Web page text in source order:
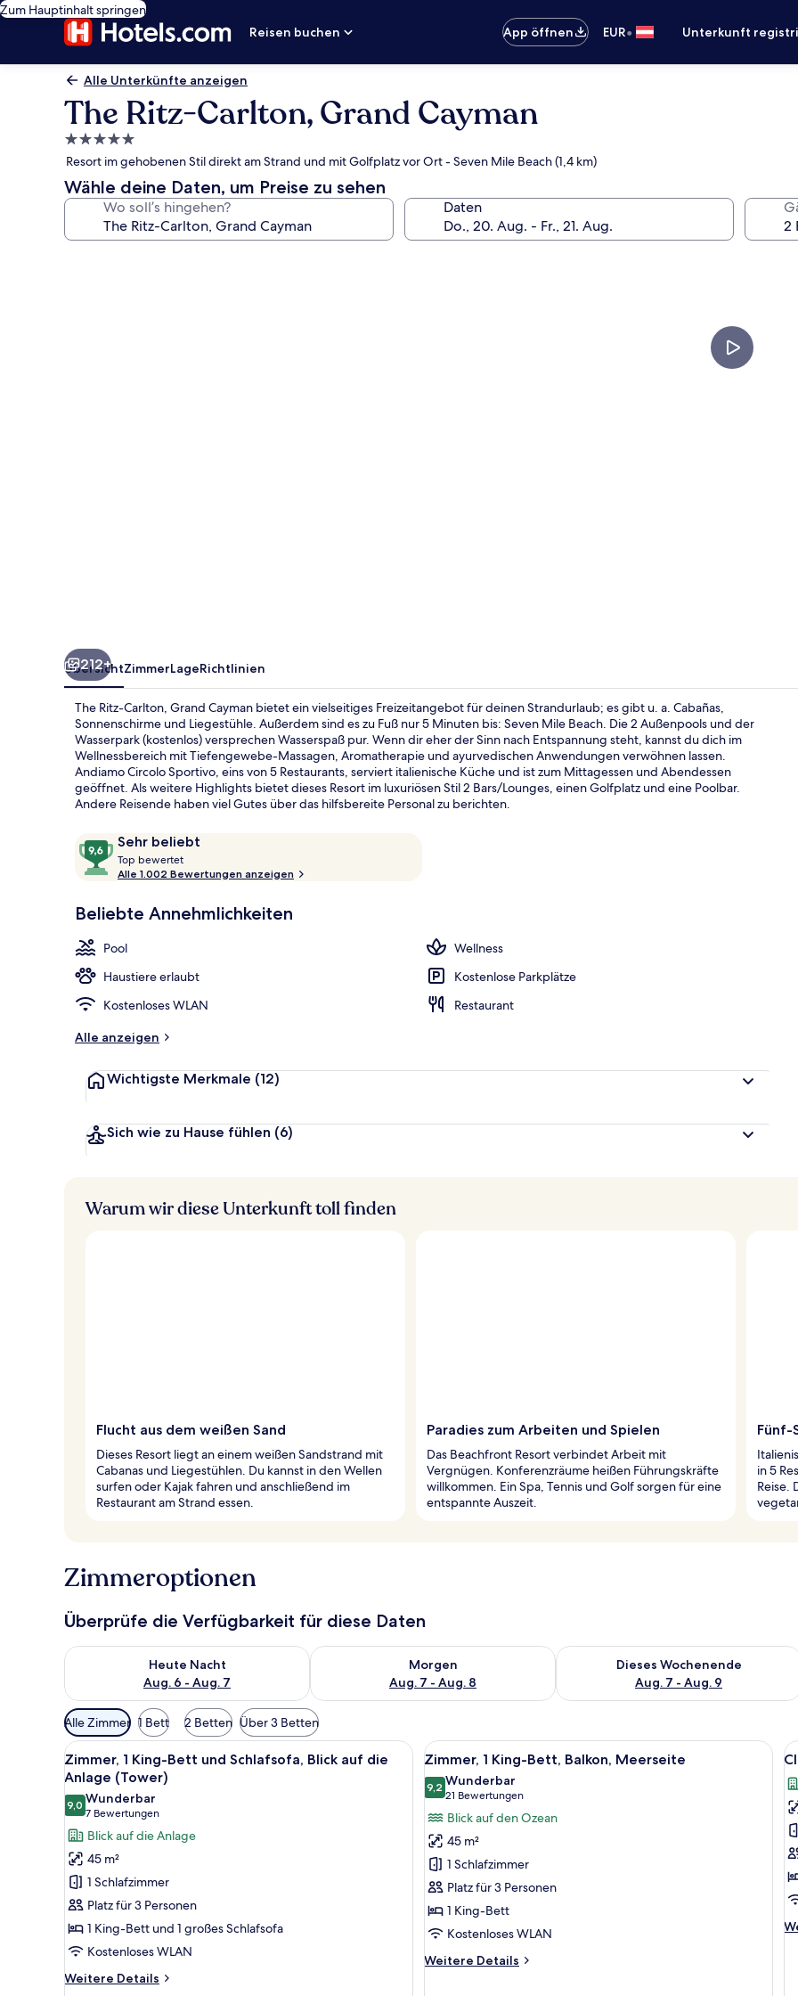
Zum Hauptinhalt springen
Reisen buchen
App öffnen EUR• Unterkunft
Alle Unterkünfte anzeigen
The Ritz-Carlton, Grand Cayman
5.0-
Sterne-
Unterkunft
Resort im gehobenen Stil direkt am Strand und mit Golfplatz vor Ort - Seven Mile Beach (1,4 km)
Wähle deine Daten, um Preise zu sehen
Wo soll’s hingehen? Daten
Am Strand,
212+
ÜbersichtZimmerLageRichtlinien
The Ritz-Carlton, Grand Cayman bietet ein vielseitiges Freizeitangebot für deinen Strandurlaub; es gibt u. a. Cabañas,
Sonnenschirme und Liegestühle. Außerdem sind es zu Fuß nur 5 Minuten bis: Seven Mile Beach. Die 2 Außenpools und der
Wasserpark (kostenlos) versprechen Wasserspaß pur. Wenn dir eher der Sinn nach Entspannung steht, kannst du dich im
Wellnessbereich mit Tiefengewebe-Massagen, Aromatherapie und ayurvedischen Anwendungen verwöhnen lassen.
Andiamo Circolo Sportivo, eins von 5 Restaurants, serviert italienische Küche und ist zum Mittagessen und Abendessen
geöffnet. Als weitere Highlights bietet dieses Resort im luxuriösen Stil 2 Bars/Lounges, einen Golfplatz und eine Poolbar.
Andere Reisende haben viel Gutes über das hilfsbereite Personal zu berichten.
Bewertungen
Sehr beliebt
9,6
von
10,
beliebt
Top bewertet
o
b
e
r
t
Alle 1.002 Bewertungen anzeigen
Beliebte Annehmlichkeiten
Pool
Wellness
Haustiere erlaubt
Kostenlose Parkplätze
Kostenloses WLAN
Restaurant
Alle anzeigen
Wichtigste Merkmale (12)
Sich wie zu Hause fühlen (6)
Warum wir diese Unterkunft toll finden
Flucht aus dem weißen Sand
Dieses Resort liegt an einem weißen Sandstrand mit
Cabanas und Liegestühlen. Du kannst in den Wellen
surfen oder Kajak fahren und anschließend im
Restaurant am Strand essen.
Paradies zum Arbeiten und Spielen
Das Beachfront Resort verbindet Arbeit mit
Vergnügen. Konferenzräume heißen Führungskräfte
willkommen. Ein Spa, Tennis und Golf sorgen für eine
entspannte Auszeit.
Fünf-
in 5
Reise.
Zimmeroptionen
Überprüfe die Verfügbarkeit für diese Daten
Heute Nacht
Aug. 6 - Aug. 7
Überprüfe die Verfügbarkeit für heute Nacht, Aug. 6 - Aug. 7.
Morgen
Aug. 7 - Aug. 8
Überprüfe die Verfügbarkeit für morgen, Aug. 7 - Aug. 8.
Dieses Wochenende
Aug. 7 - Aug. 9
Überprüfe die Verfügbarkeit für
Verfügbare
Filter
für
Zimmer
Alle Zimmer 1 Bett 2 Betten Über 3 Betten
Alle
Fotos
für
Zimmer,
1 King-
Bett
und
Schlafsofa,
Blick
auf
die
Anlage
Ein Hotelzimmer mit einem großen Bett, einem Schreibtisch, einem Stuhl, einem Tisch und einem Balkon mit
6
Zimmer, 1 King-Bett und Schlafsofa, Blick auf die
Anlage (Tower)
9,09,0 von 10
Wunderbar
7 Bewertungen
(7
Bewertungen)
Blick auf die Anlage
45 m²
1 Schlafzimmer
Platz für 3 Personen
1 King-Bett und 1 großes Schlafsofa
Kostenloses WLAN
Weitere Details
Weitere
Alle
Fotos
für
Zimmer,
1 King-
Bett,
Balkon,
Meerseite
anzeigen
Ein modernes Hotelzimmer mit
9
Zimmer, 1 King-Bett, Balkon, Meerseite
9,29,2 von 10
Wunderbar
21 Bewertungen
(21
Bewertungen)
Blick auf den Ozean
45 m²
1 Schlafzimmer
Platz für 3 Personen
1 King-Bett
Kostenloses WLAN
Weitere Details
Weitere